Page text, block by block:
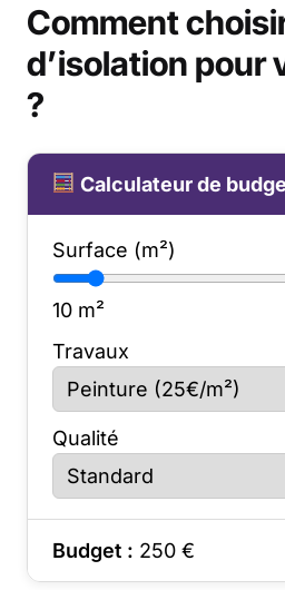
Comment
d’isolation pour
?
Calculateur de
Surface (m²)
10 m²
Travaux
Qualité
Budget : 250 €